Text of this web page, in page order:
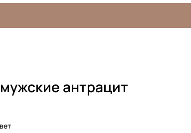
антрацит